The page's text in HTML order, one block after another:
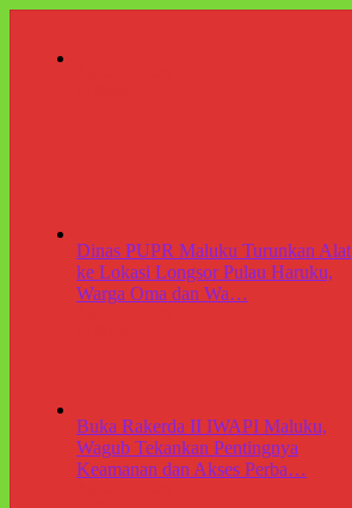
Dinas PUPR Maluku Turunkan Alat
ke Lokasi Longsor Pulau Haruku,
Warga Oma dan Wa…
Buka Rakerda II IWAPI Maluku,
Wagub Tekankan Pentingnya
Keamanan dan Akses Perba…